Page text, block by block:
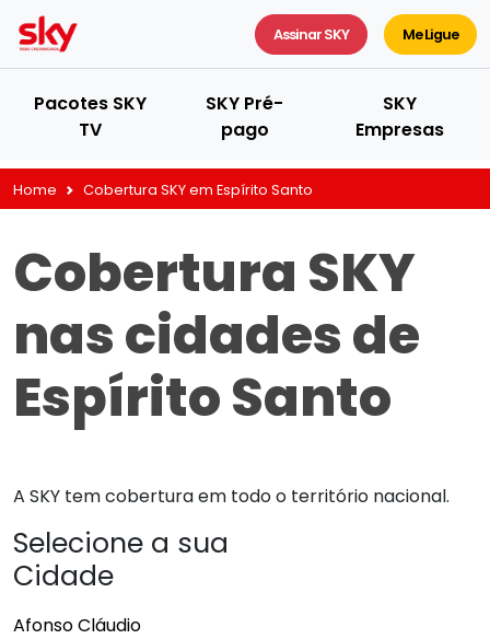
Assinar SKY Me Ligue
Pacotes SKY
TV
SKY Pré-
pago
SKY
Empresas
Home Cobertura SKY em Espírito Santo
Cobertura SKY
nas cidades de
Espírito Santo
A SKY tem cobertura em todo o território nacional.
Selecione a sua
Cidade
Afonso Cláudio